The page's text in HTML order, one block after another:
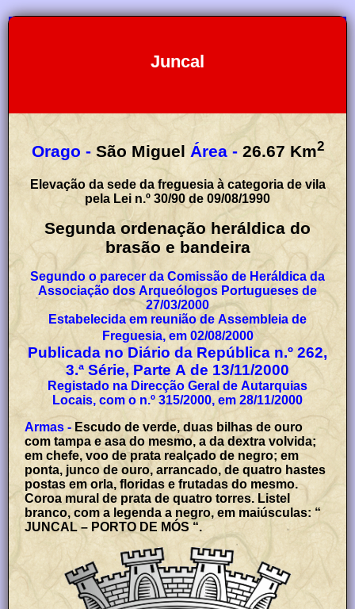
Juncal
Orago - São Miguel Área - 26.67 Km2
Elevação da sede da freguesia à categoria de vila
pela Lei n.º 30/90 de 09/08/1990
Segunda ordenação heráldica do
brasão e bandeira
Segundo o parecer da Comissão de Heráldica da
Associação dos Arqueólogos Portugueses de
27/03/2000
Estabelecida em reunião de Assembleia de
Freguesia, em 02/08/2000
Publicada no Diário da República n.º 262,
3.ª Série, Parte A de 13/11/2000
Registado na Direcção Geral de Autarquias
Locais, com o n.º 315/2000, em 28/11/2000
Armas - Escudo de verde, duas bilhas de ouro
com tampa e asa do mesmo, a da dextra volvida;
em chefe, voo de prata realçado de negro; em
ponta, junco de ouro, arrancado, de quatro hastes
postas em orla, floridas e frutadas do mesmo.
Coroa mural de prata de quatro torres. Listel
branco, com a legenda a negro, em maiúsculas: “
JUNCAL – PORTO DE MÓS “.